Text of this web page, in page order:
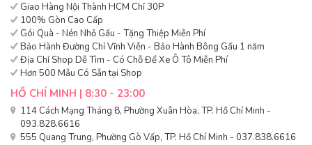
Giao Hàng Nội Thành HCM Chỉ 30P
100% Gòn Cao Cấp
Gói Quà - Nén Nhỏ Gấu - Tặng Thiệp Miễn Phí
Bảo Hành Đường Chỉ Vĩnh Viễn - Bảo Hành Bông Gấu 1 năm
Địa Chỉ Shop Dễ Tìm - Có Chỗ Để Xe Ô Tô Miễn Phí
Hơn 500 Mẫu Có Sẵn tại Shop
HỒ CHÍ MINH | 8:30 - 23:00
114 Cách Mạng Tháng 8, Phường Xuân Hòa, TP. Hồ Chí Minh -
093.828.6616
555 Quang Trung, Phường Gò Vấp, TP. Hồ Chí Minh - 037.838.6616